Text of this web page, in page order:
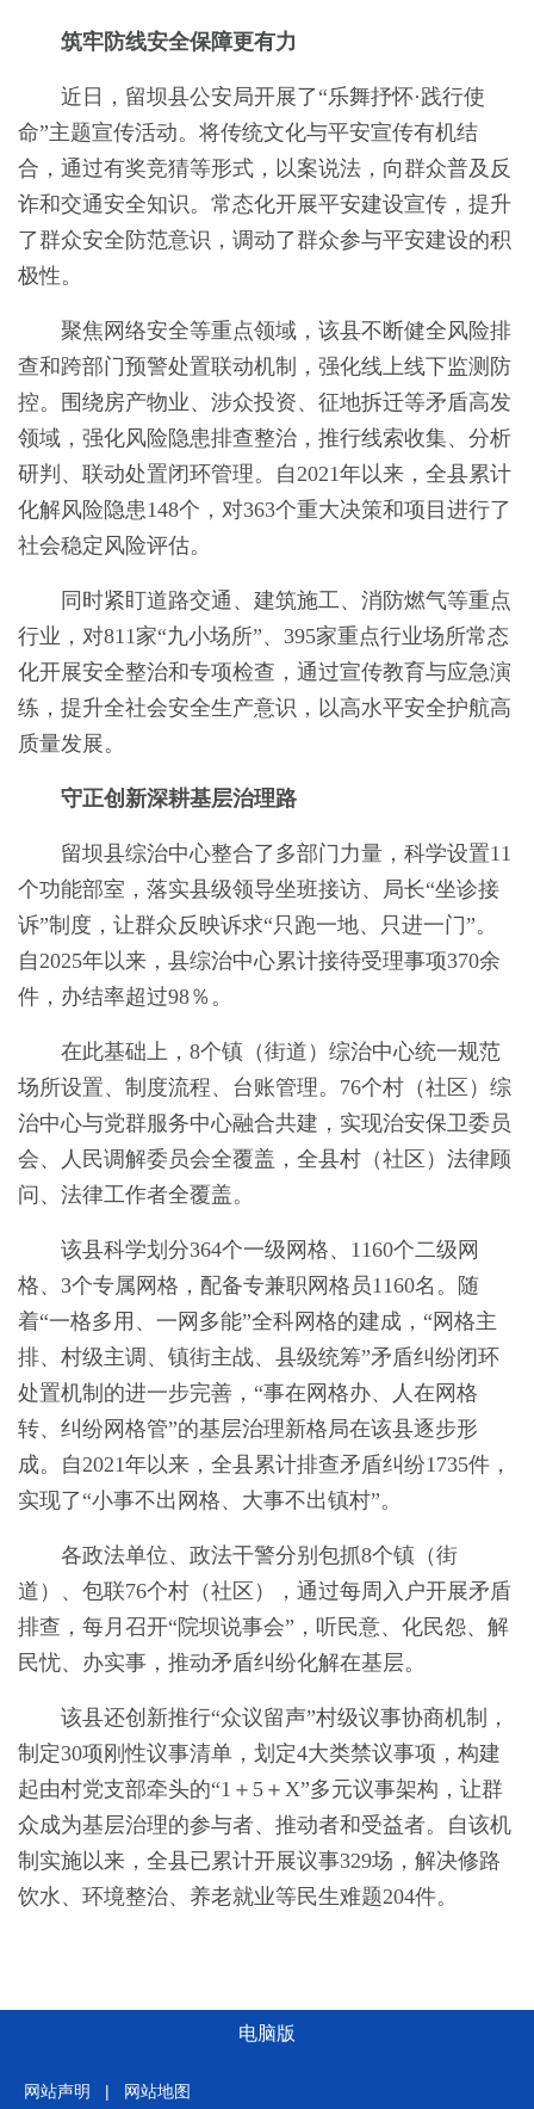
筑牢防线安全保障更有力
近日，留坝县公安局开展了“乐舞抒怀·践行使
命”主题宣传活动。将传统文化与平安宣传有机结
合，通过有奖竞猜等形式，以案说法，向群众普及反
诈和交通安全知识。常态化开展平安建设宣传，提升
了群众安全防范意识，调动了群众参与平安建设的积
极性。
聚焦网络安全等重点领域，该县不断健全风险排
查和跨部门预警处置联动机制，强化线上线下监测防
控。围绕房产物业、涉众投资、征地拆迁等矛盾高发
领域，强化风险隐患排查整治，推行线索收集、分析
研判、联动处置闭环管理。自2021年以来，全县累计
化解风险隐患148个，对363个重大决策和项目进行了
社会稳定风险评估。
同时紧盯道路交通、建筑施工、消防燃气等重点
行业，对811家“九小场所”、395家重点行业场所常态
化开展安全整治和专项检查，通过宣传教育与应急演
练，提升全社会安全生产意识，以高水平安全护航高
质量发展。
守正创新深耕基层治理路
留坝县综治中心整合了多部门力量，科学设置11
个功能部室，落实县级领导坐班接访、局长“坐诊接
诉”制度，让群众反映诉求“只跑一地、只进一门”。
自2025年以来，县综治中心累计接待受理事项370余
件，办结率超过98％。
在此基础上，8个镇（街道）综治中心统一规范
场所设置、制度流程、台账管理。76个村（社区）综
治中心与党群服务中心融合共建，实现治安保卫委员
会、人民调解委员会全覆盖，全县村（社区）法律顾
问、法律工作者全覆盖。
该县科学划分364个一级网格、1160个二级网
格、3个专属网格，配备专兼职网格员1160名。随
着“一格多用、一网多能”全科网格的建成，“网格主
排、村级主调、镇街主战、县级统筹”矛盾纠纷闭环
处置机制的进一步完善，“事在网格办、人在网格
转、纠纷网格管”的基层治理新格局在该县逐步形
成。自2021年以来，全县累计排查矛盾纠纷1735件，
实现了“小事不出网格、大事不出镇村”。
各政法单位、政法干警分别包抓8个镇（街
道）、包联76个村（社区），通过每周入户开展矛盾
排查，每月召开“院坝说事会”，听民意、化民怨、解
民忧、办实事，推动矛盾纠纷化解在基层。
该县还创新推行“众议留声”村级议事协商机制，
制定30项刚性议事清单，划定4大类禁议事项，构建
起由村党支部牵头的“1＋5＋X”多元议事架构，让群
众成为基层治理的参与者、推动者和受益者。自该机
制实施以来，全县已累计开展议事329场，解决修路
饮水、环境整治、养老就业等民生难题204件。
电脑版
网站声明 | 网站地图